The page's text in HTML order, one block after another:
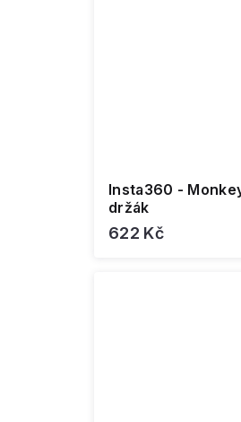
Insta360 -
držák
622 Kč